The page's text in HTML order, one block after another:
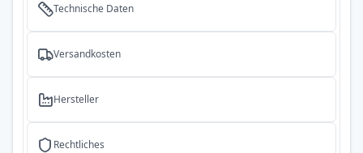
Technische Daten
Versandkosten
Hersteller
Rechtliches